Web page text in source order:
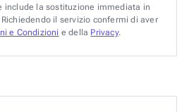
include la sostituzione immediata in
il servizio confermi di aver
e Condizioni e della Privacy.